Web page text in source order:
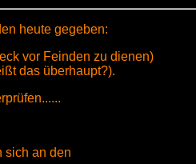
heute gegeben:
vor Feinden zu dienen)
das überhaupt?).
sich an den